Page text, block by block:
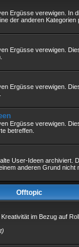
Ergüsse verewigen. In
der anderen Kategorien
Ergüsse verewigen.
Ergüsse verewigen.
Ergüsse verewigen.
betreffen.
User-Ideen archiviert.
anderen Grund nicht
Offtopic
im Bezug auf